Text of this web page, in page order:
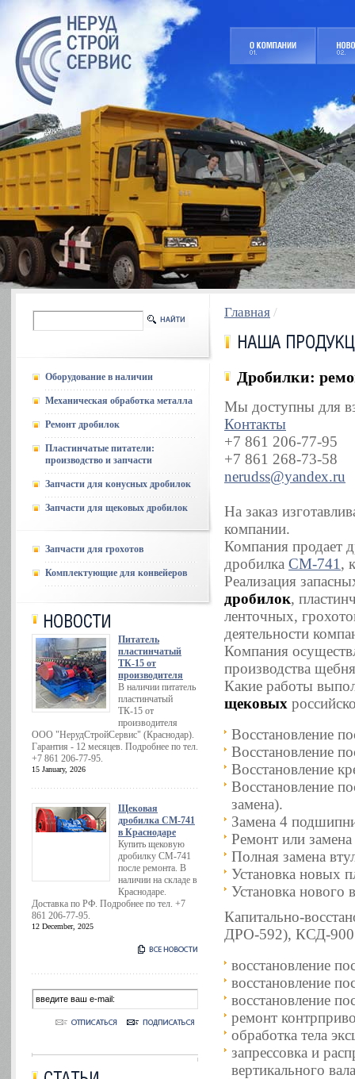
Оборудование в наличии
Механическая обработка металла
Ремонт дробилок
Пластинчатые питатели:
производство и запчасти
Запчасти для конусных дробилок
Запчасти для щековых дробилок
Запчасти для грохотов
Комплектующие для конвейеров
Питатель
пластинчатый
ТК-15 от
производителя
В наличии питатель
пластинчатый
ТК-15 от
производителя
ООО "НерудСтройСервис" (Краснодар).
Гарантия - 12 месяцев. Подробнее по тел.
+7 861 206-77-95.
15 January, 2026
Щековая
дробилка СМ-741
в Краснодаре
Купить щековую
дробилку СМ-741
после ремонта. В
наличии на складе в
Краснодаре.
Доставка по РФ. Подробнее по тел. +7
861 206-77-95.
12 December, 2025
Главная /
Дробилки:
Мы доступны для
Контакты
+7 861 206-77-95
+7 861 268-73-58
nerudss@yandex.ru
На заказ
компании.
Компания продает
дробилка СМ-741 ,
Реализация
дробилок,
ленточных,
деятельности
Компания
производства
Какие работы
щековых
Восстановление
Восстановление
Восстановление
Восстановление
замена).
Замена 4
Ремонт или
Полная замена
Установка новых
Установка нового
Капитально-
ДРО-592), КСД-900
восстановление
восстановление
восстановление
ремонт
обработка тела
запрессовка и
вертикального